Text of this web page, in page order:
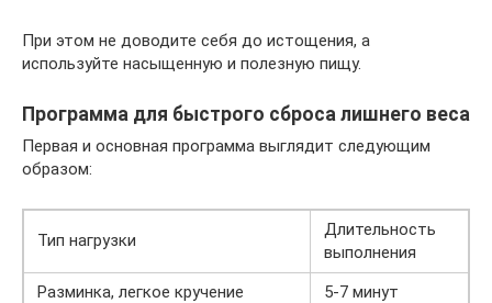
При этом не доводите себя до истощения, а
используйте насыщенную и полезную пищу.
Программа для быстрого сброса лишнего веса
Первая и основная программа выглядит следующим
образом:
Тип нагрузки
Длительность
выполнения
Разминка, легкое кручение
5-7 минут